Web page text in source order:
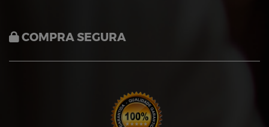
COMPRA SEGURA